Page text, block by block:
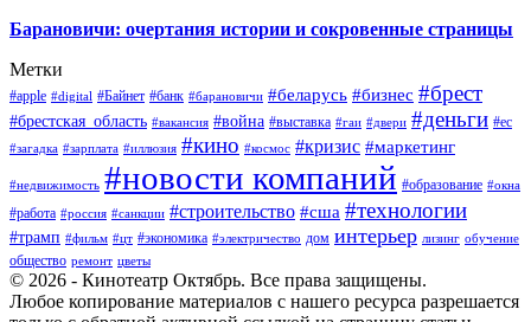
Барановичи: очертания истории и сокровенные страницы
Метки
#apple #digital #Байнет #банк #барановичи #беларусь #бизнес #брест
#брестская_область #вакансия #война #выставка #гаи #двери #деньги #ес
#загадка #зарплата #иллюзия #кино #космос #кризис #маркетинг
#недвижимость #новости компаний #образование #окна
#работа #россия #санкции #строительство #сша #технологии
#трамп #фильм #цт #экономика #электричество дом интерьер лизинг обучение
общество ремонт цветы
© 2026 - Кинотеатр Октябрь. Все права защищены.
Любое копирование материалов с нашего ресурса разрешается